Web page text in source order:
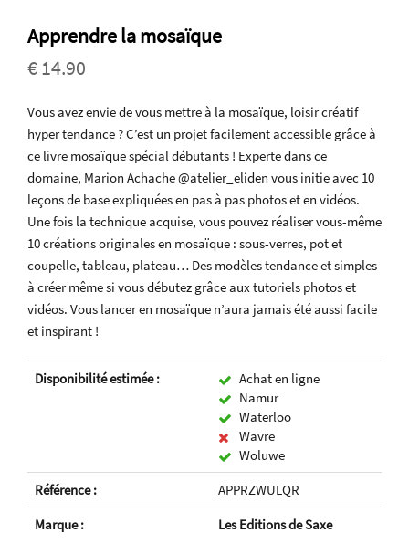
Apprendre la mosaïque
€ 14.90
Vous avez envie de vous mettre à la mosaïque, loisir créatif
hyper tendance ? C’est un projet facilement accessible grâce à
ce livre mosaïque spécial débutants ! Experte dans ce
domaine, Marion Achache @atelier_eliden vous initie avec 10
leçons de base expliquées en pas à pas photos et en vidéos.
Une fois la technique acquise, vous pouvez réaliser vous-même
10 créations originales en mosaïque : sous-verres, pot et
coupelle, tableau, plateau… Des modèles tendance et simples
à créer même si vous débutez grâce aux tutoriels photos et
vidéos. Vous lancer en mosaïque n’aura jamais été aussi facile
et inspirant !
Disponibilité estimée :
Achat en ligne
Namur
Waterloo
Wavre
Woluwe
Référence :
APPRZWULQR
Marque :
Les Editions de Saxe